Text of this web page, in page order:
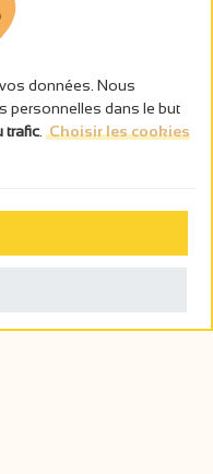
à consommer avec
données. Nous
personnelles dans le but
trafic Choisir les cookies